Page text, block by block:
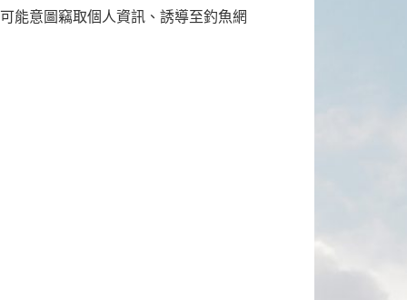
能意圖竊取個人資訊、誘導至釣魚網